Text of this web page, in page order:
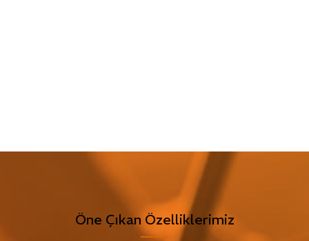
Öne Çıkan Özelliklerimiz